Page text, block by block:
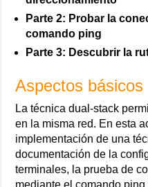
Parte 2: Probar la
comando ping
Parte 3: Descubrir la
Aspectos básicos
La técnica dual-stack
en la misma red. En esta
implementación de una
documentación de la
terminales, la prueba de
mediante el comando